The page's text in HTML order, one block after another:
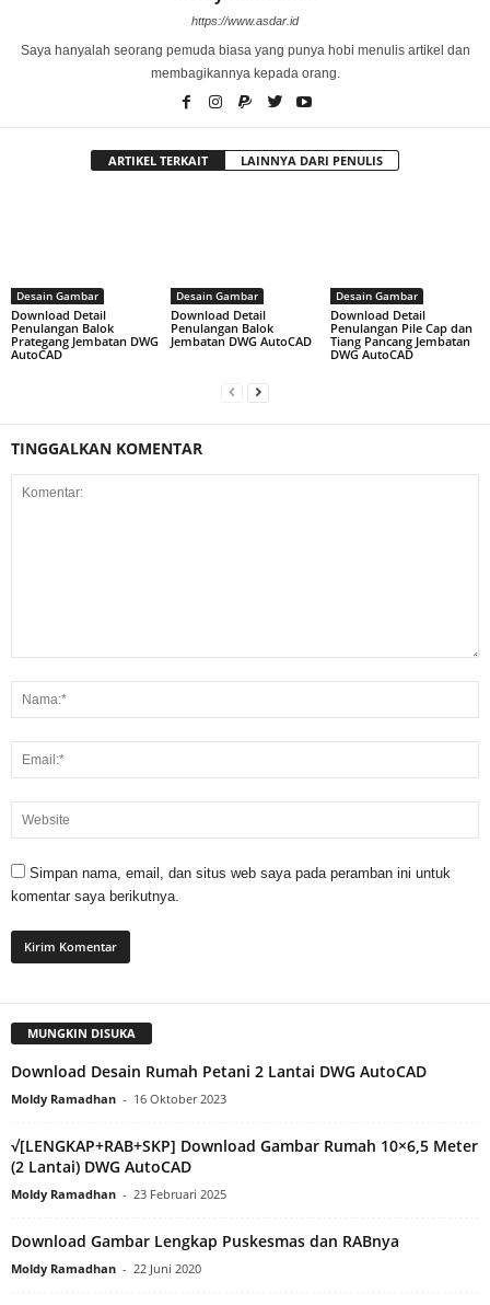
https://www.asdar.id
Saya hanyalah seorang pemuda biasa yang punya hobi menulis artikel dan
membagikannya kepada orang.
ARTIKEL TERKAIT LAINNYA DARI PENULIS
Desain Gambar
Download Detail
Penulangan Balok
Prategang Jembatan DWG
AutoCAD
Desain Gambar
Download Detail
Penulangan Balok
Jembatan DWG AutoCAD
Desain Gambar
Download Detail
Penulangan Pile Cap dan
Tiang Pancang Jembatan
DWG AutoCAD
TINGGALKAN KOMENTAR
Simpan nama, email, dan situs web saya pada peramban ini untuk
komentar saya berikutnya.
MUNGKIN DISUKA
Download Desain Rumah Petani 2 Lantai DWG AutoCAD
Moldy Ramadhan - 16 Oktober 2023
√[LENGKAP+RAB+SKP] Download Gambar Rumah 10×6,5 Meter
(2 Lantai) DWG AutoCAD
Moldy Ramadhan - 23 Februari 2025
Download Gambar Lengkap Puskesmas dan RABnya
Moldy Ramadhan - 22 Juni 2020